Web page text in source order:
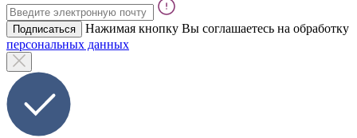
Подписаться
Нажимая кнопку Вы соглашаетесь на обработку
персональных данных